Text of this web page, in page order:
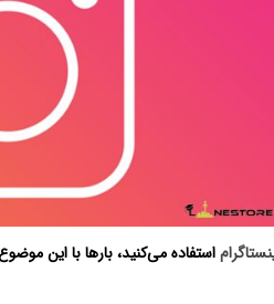
استفاده می‌کنید، بارها با این